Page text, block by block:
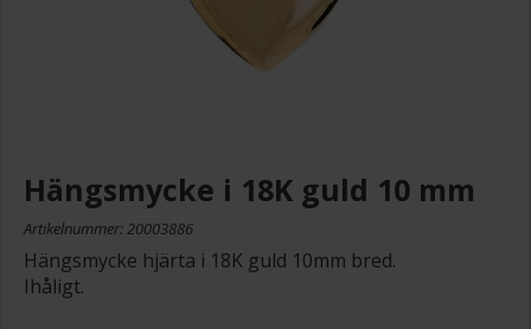
Hängsmycke i 18K guld 10 mm
Artikelnummer: 20003886
Hängsmycke hjärta i 18K guld 10mm bred.
Ihåligt.